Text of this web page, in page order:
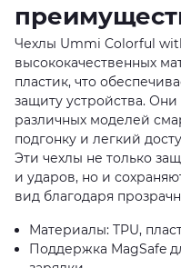
Чехлы Ummi Colorful
высококачественных
пластик, что
защиту устройства.
различных моделей
подгонку и легкий
Эти чехлы не только
и ударов, но и
вид благодаря
Материалы: TPU,
Поддержка MagSafe